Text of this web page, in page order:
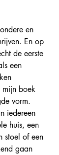
en
En op
de eerste
een
mijn boek
vorm.
iedereen
huis, een
stoel of een
gaan